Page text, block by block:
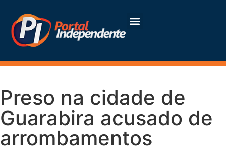
Preso na cidade de
Guarabira acusado de
arrombamentos